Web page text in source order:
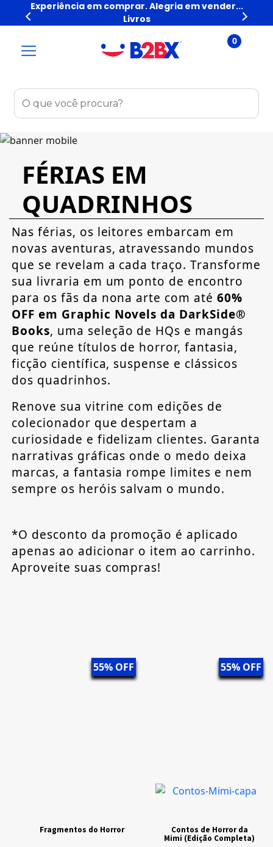
Experiência em comprar. Alegria em vender...
Livros
0
FÉRIAS EM
QUADRINHOS
Nas férias, os leitores embarcam em
novas aventuras, atravessando mundos
que se revelam a cada traço. Transforme
sua livraria em um ponto de encontro
para os fãs da nona arte com até 60%
OFF em Graphic Novels da DarkSide®
Books, uma seleção de HQs e mangás
que reúne títulos de horror, fantasia,
ficção científica, suspense e clássicos
dos quadrinhos.
Renove sua vitrine com edições de
colecionador que despertam a
curiosidade e fidelizam clientes. Garanta
narrativas gráficas onde o medo deixa
marcas, a fantasia rompe limites e nem
sempre os heróis salvam o mundo.
*O desconto da promoção é aplicado
apenas ao adicionar o item ao carrinho.
Aproveite suas compras!
55% OFF
Fragmentos do Horror
55% OFF
Contos de Horror da
Mimi (Edição Completa)